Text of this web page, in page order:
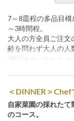
7～8皿程の多品目
～3時間程。
大人の方全員ご注
齢を問わず大人の人
Dias T, Qa, Qi, Sx, Sa, Fer
＜DINNER＞
自家菜園の採れた
のコース。